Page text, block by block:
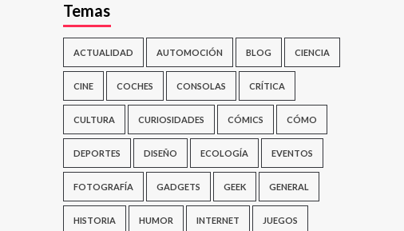
Temas
ACTUALIDAD AUTOMOCIÓN BLOG CIENCIA
CINE COCHES CONSOLAS CRÍTICA
CULTURA CURIOSIDADES CÓMICS CÓMO
DEPORTES DISEÑO ECOLOGÍA EVENTOS
FOTOGRAFÍA GADGETS GEEK GENERAL
HISTORIA HUMOR INTERNET JUEGOS